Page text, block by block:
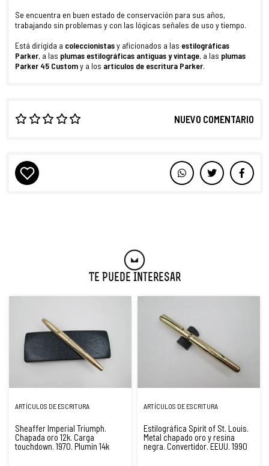
Se encuentra en buen estado de conservación para sus años,
trabajando sin problemas y con las lógicas señales de uso y tiempo.
Está dirigida a coleccionistasy aficionados a las estilográficas
Parker, a las plumas estilográficas antiguas y vintage, a las plumas
Parker 45 Customy a los artículos de escritura Parker.
NUEVO COMENTARIO
Te Puede Interesar
ARTÍCULOS DE ESCRITURA
Sheaffer Imperial Triumph.
Chapada oro 12k. Carga
touchdown. 1970. Plumín 14k
ARTÍCULOS DE ESCRITURA
Estilográfica Spirit of St. Louis.
Metal chapado oro y resina
negra. Convertidor. EEUU. 1990